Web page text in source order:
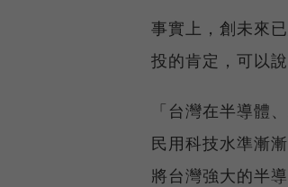
事實上，創未來
投的肯定，可以
「台灣在半導體
民用科技水準漸
將台灣強大的半